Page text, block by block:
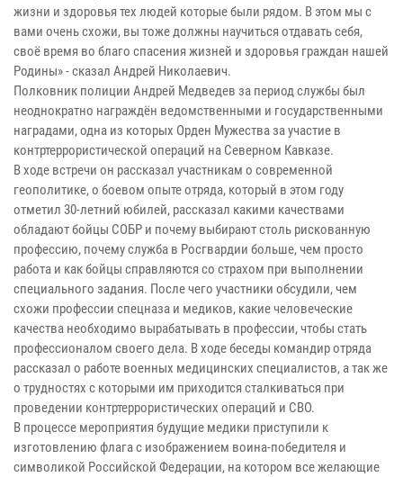
жизни и здоровья тех людей которые были рядом. В этом мы с
вами очень схожи, вы тоже должны научиться отдавать себя,
своё время во благо спасения жизней и здоровья граждан нашей
Родины» - сказал Андрей Николаевич.
Полковник полиции Андрей Медведев за период службы был
неоднократно награждён ведомственными и государственными
наградами, одна из которых Орден Мужества за участие в
контртеррористической операций на Северном Кавказе.
В ходе встречи он рассказал участникам о современной
геополитике, о боевом опыте отряда, который в этом году
отметил 30-летний юбилей, рассказал какими качествами
обладают бойцы СОБР и почему выбирают столь рискованную
профессию, почему служба в Росгвардии больше, чем просто
работа и как бойцы справляются со страхом при выполнении
специального задания. После чего участники обсудили, чем
схожи профессии спецназа и медиков, какие человеческие
качества необходимо вырабатывать в профессии, чтобы стать
профессионалом своего дела. В ходе беседы командир отряда
рассказал о работе военных медицинских специалистов, а так же
о трудностях с которыми им приходится сталкиваться при
проведении контртеррористических операций и СВО.
В процессе мероприятия будущие медики приступили к
изготовлению флага с изображением воина-победителя и
символикой Российской Федерации, на котором все желающие